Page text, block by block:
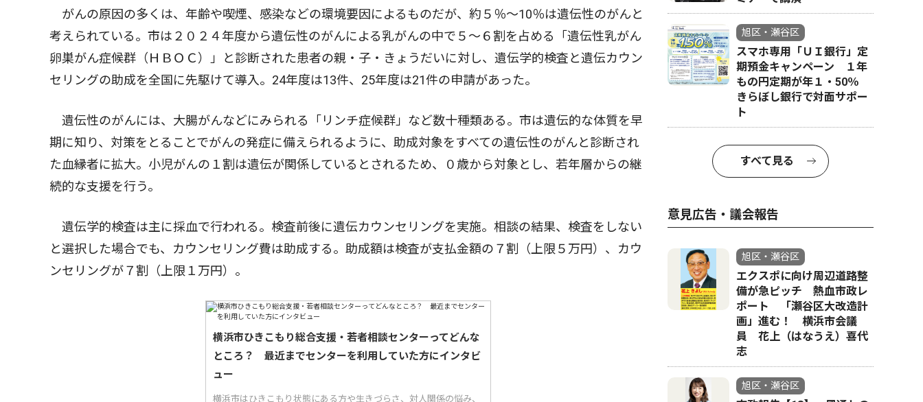
がんの原因の多くは、年齢や喫煙、感染などの環境要因によるものだが、約５％〜10％は遺伝性のがんと
考えられている。市は２０２４年度から遺伝性のがんによる乳がんの中で５〜６割を占める「遺伝性乳がん
卵巣がん症候群（ＨＢＯＣ）」と診断された患者の親・子・きょうだいに対し、遺伝学的検査と遺伝カウン
セリングの助成を全国に先駆けて導入。24年度は13件、25年度は21件の申請があった。
遺伝性のがんには、大腸がんなどにみられる「リンチ症候群」など数十種類ある。市は遺伝的な体質を早
期に知り、対策をとることでがんの発症に備えられるように、助成対象をすべての遺伝性のがんと診断され
た血縁者に拡大。小児がんの１割は遺伝が関係しているとされるため、０歳から対象とし、若年層からの継
続的な支援を行う。
遺伝学的検査は主に採血で行われる。検査前後に遺伝カウンセリングを実施。相談の結果、検査をしない
と選択した場合でも、カウンセリング費は助成する。助成額は検査が支払金額の７割（上限５万円）、カウ
ンセリングが７割（上限１万円）。
横浜市ひきこもり総合支援・若者相談センターってどんな
ところ？ 最近までセンターを利用していた方にインタビ
ュー
横浜市はひきこもり状態にある方や生きづらさ、対人関係の悩み、
旭区・瀬谷区
スマホ専用「ＵＩ銀行」定
期預金キャンペーン １年
もの円定期が年１・50％
きらぼし銀行で対面サポー
ト
すべて見る
意見広告・議会報告
旭区・瀬谷区
エクスポに向け周辺道路整
備が急ピッチ 熱血市政レ
ポート 「瀬谷区大改造計
画」進む！ 横浜市会議
員 花上（はなうえ）喜代
志
旭区・瀬谷区